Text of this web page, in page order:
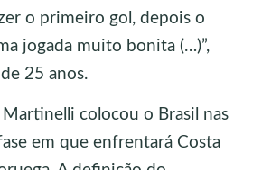
o primeiro gol, depois o
jogada muito bonita (…)”,
25 anos.
colocou o Brasil nas
em que enfrentará Costa